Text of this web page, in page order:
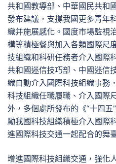
共和國教導部、中華國民共和
發布建議，支撐我國更多青年
織并施展感化。國度市場監視
構等積極餐與加入各類國際尺
技組織和科研任務者介入國際
共和國迷信技巧部、中國迷信
織自動介入國際科技組織事務
科技組織任職履職、介入國際
外，多個處所發布的《“十四
勵我國科技組織積極介入國際
進國際科技交通一起配合的舞
增進國際科技組織交通，強化